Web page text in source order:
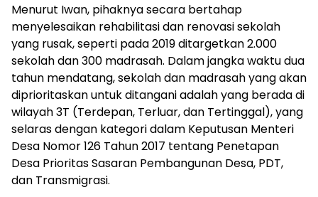
Menurut Iwan, pihaknya secara bertahap
menyelesaikan rehabilitasi dan renovasi sekolah
yang rusak, seperti pada 2019 ditargetkan 2.000
sekolah dan 300 madrasah. Dalam jangka waktu dua
tahun mendatang, sekolah dan madrasah yang akan
diprioritaskan untuk ditangani adalah yang berada di
wilayah 3T (Terdepan, Terluar, dan Tertinggal), yang
selaras dengan kategori dalam Keputusan Menteri
Desa Nomor 126 Tahun 2017 tentang Penetapan
Desa Prioritas Sasaran Pembangunan Desa, PDT,
dan Transmigrasi.